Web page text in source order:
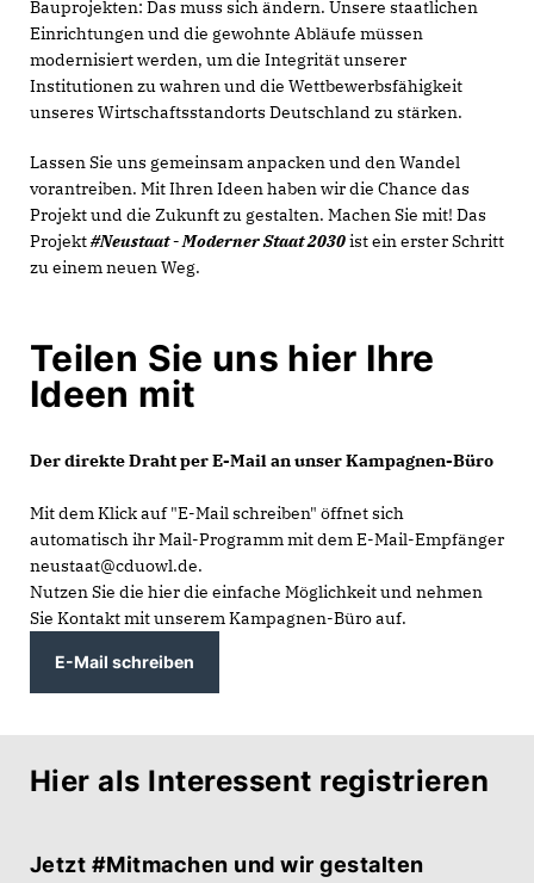
Bauprojekten: Das muss sich ändern. Unsere staatlichen
Einrichtungen und die gewohnte Abläufe müssen
modernisiert werden, um die Integrität unserer
Institutionen zu wahren und die Wettbewerbsfähigkeit
unseres Wirtschaftsstandorts Deutschland zu stärken.
Lassen Sie uns gemeinsam anpacken und den Wandel
vorantreiben. Mit Ihren Ideen haben wir die Chance das
Projekt und die Zukunft zu gestalten. Machen Sie mit! Das
Projekt#Neustaat - Moderner Staat 2030ist ein erster Schritt
zu einem neuen Weg.
Teilen Sie uns hier Ihre
Ideen mit
Der direkte Draht per E-Mail an unser Kampagnen-Büro
Mit dem Klick auf "E-Mail schreiben" öffnet sich
automatisch ihr Mail-Programm mit dem E-Mail-Empfänger
neustaat@cduowl.de.
Nutzen Sie die hier die einfache Möglichkeit und nehmen
Sie Kontakt mit unserem Kampagnen-Büro auf.
E-Mail schreiben
Hier als Interessent registrieren
Jetzt #Mitmachen und wir gestalten